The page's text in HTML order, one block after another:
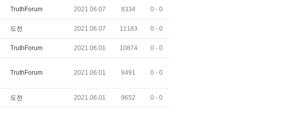
TruthForum 2021.06.07 8334 0 - 0
도전 2021.06.07 11183 0 - 0
TruthForum 2021.06.01 10874 0 - 0
TruthForum 2021.06.01 8491 0 - 0
도전 2021.06.01 9652 0 - 0